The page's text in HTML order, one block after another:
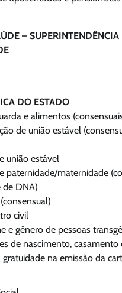
– SUPERINTENDÊNCIA
DO ESTADO
e alimentos
de união estável
união estável
paternidade/maternidade
de DNA)
civil
e gênero de pessoas
de nascimento, casamento
na emissão da